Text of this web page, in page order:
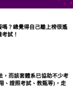
？總覺得自己離上榜很遙
試！
，而該套體系已協助不少考
、證照考試、教甄等)，走